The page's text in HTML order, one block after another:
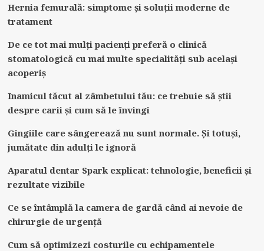
Hernia femurală: simptome și soluții moderne de
tratament
De ce tot mai mulți pacienți preferă o clinică
stomatologică cu mai multe specialități sub același
acoperiș
Inamicul tăcut al zâmbetului tău: ce trebuie să știi
despre carii și cum să le învingi
Gingiile care sângerează nu sunt normale. Și totuși,
jumătate din adulți le ignoră
Aparatul dentar Spark explicat: tehnologie, beneficii și
rezultate vizibile
Ce se întâmplă la camera de gardă când ai nevoie de
chirurgie de urgență
Cum să optimizezi costurile cu echipamentele